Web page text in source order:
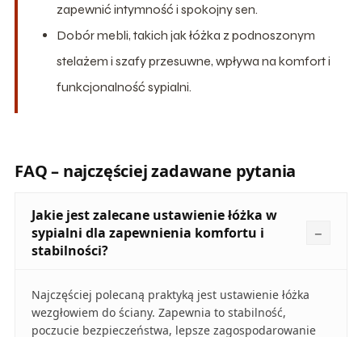
zapewnić intymność i spokojny sen.
Dobór mebli, takich jak łóżka z podnoszonym
stelażem i szafy przesuwne, wpływa na komfort i
funkcjonalność sypialni.
FAQ – najczęściej zadawane pytania
Jakie jest zalecane ustawienie łóżka w
sypialni dla zapewnienia komfortu i
stabilności?
Najczęściej polecaną praktyką jest ustawienie łóżka
wezgłowiem do ściany. Zapewnia to stabilność,
poczucie bezpieczeństwa, lepsze zagospodarowanie